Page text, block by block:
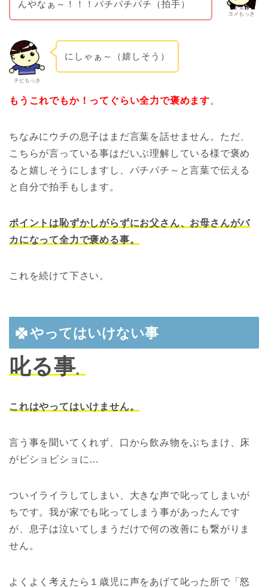
ヨメもっき
んやなぁ～！！！パチパチパチ（拍手）
チビもっき
にしゃぁ～（嬉しそう）
もうこれでもか！ってぐらい全力で褒めます。
ちなみにウチの息子はまだ言葉を話せません。ただ、
こちらが言っている事はだいぶ理解している様で褒め
ると嬉しそうにしますし、パチパチ～と言葉で伝える
と自分で拍手もします。
ポイントは恥ずかしがらずにお父さん、お母さんがバ
カになって全力で褒める事。
これを続けて下さい。
やってはいけない事
叱る事。
これはやってはいけません。
言う事を聞いてくれず、口から飲み物をぶちまけ、床
がビショビショに…
ついイライラしてしまい、大きな声で叱ってしまいが
ちです。我が家でも叱ってしまう事があったんです
が、息子は泣いてしまうだけで何の改善にも繋がりま
せん。
よくよく考えたら１歳児に声をあげて叱った所で「怒